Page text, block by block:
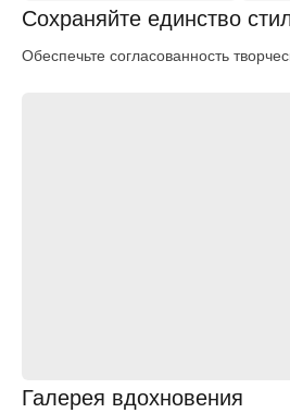
Сохраняйте единство
Обеспечьте согласованность
Галерея вдохновения